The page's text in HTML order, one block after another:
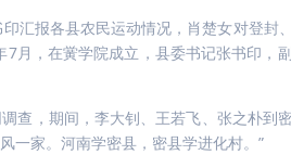
汇报各县农民运动情况，肖楚女对登
在黉学院成立，县委书记张书印，
查，期间，李大钊、王若飞、张之朴到
一家。河南学密县，密县学进化村。”